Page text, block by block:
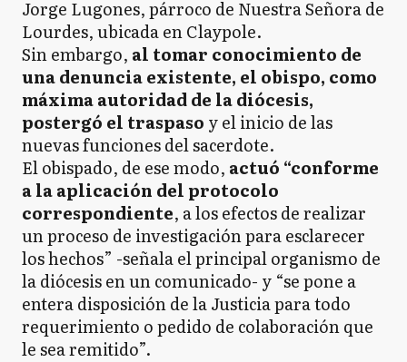
Jorge Lugones, párroco de Nuestra Señora de
Lourdes, ubicada en Claypole.
Sin embargo, al tomar conocimiento de
una denuncia existente, el obispo, como
máxima autoridad de la diócesis,
postergó el traspaso y el inicio de las
nuevas funciones del sacerdote.
El obispado, de ese modo, actuó “conforme
a la aplicación del protocolo
correspondiente, a los efectos de realizar
un proceso de investigación para esclarecer
los hechos” -señala el principal organismo de
la diócesis en un comunicado- y “se pone a
entera disposición de la Justicia para todo
requerimiento o pedido de colaboración que
le sea remitido”.